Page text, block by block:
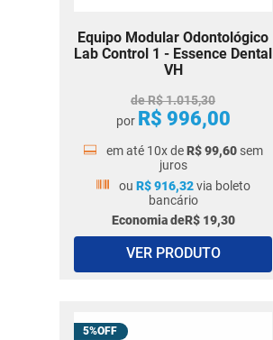
Equipo Modular Odontológico
Lab Control 1 - Essence Dental
VH
deR$1.015,30
por R$ 996,00
em até 10x deR$99,60 sem
juros
ou R$916,32via boleto
bancário
Economia deR$ 19,30
VER PRODUTO
5%